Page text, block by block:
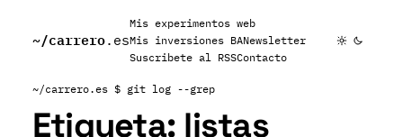
~/carrero.es
Mis experimentos web
Mis inversiones BANewsletter
Suscribete al RSSContacto
~/carrero.es $ git log --grep
Etiqueta: listas